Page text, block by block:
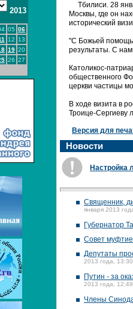
2013
05 06
12
13
19 20
26 27
Тбилиси. 28
Москвы, где он
исторический
"С Божьей
результаты. С
Католикос-
общественного
церкви частицы
В ходе визита в
Троице-Сергиеву
Версия для
Новости
Настройка
Священник,
января 2013
Губернатор
Совет
Депутаты
2013 года, 13:30
Путин - за
2013 года, 12:49
Члены